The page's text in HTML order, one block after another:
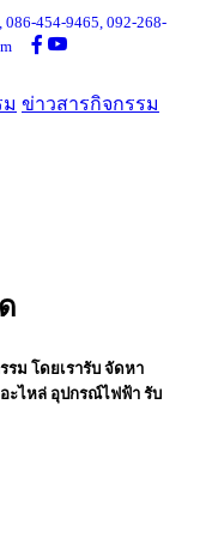
086-454-9465, 092-268-
ม ข่าวสารกิจกรรม
รม โดยเรารับ จัดหา
ะไหล่ อุปกรณ์ไฟฟ้า รับ